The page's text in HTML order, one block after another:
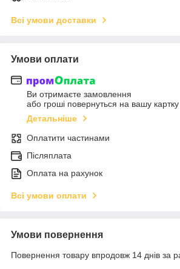
Всі умови доставки
Умови оплати
Ви отримаєте замовлення
або гроші повернуться на вашу картку
Детальніше
Оплатити частинами
Післяплата
Оплата на рахунок
Всі умови оплати
Умови повернення
Повернення товару впродовж 14 днів за